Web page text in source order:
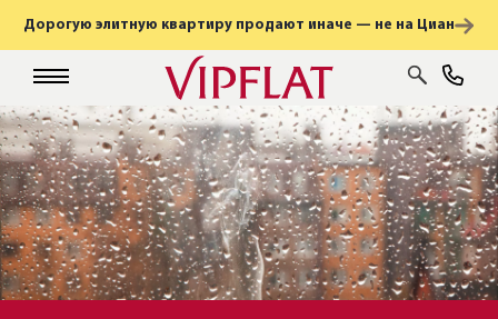
Дорогую элитную квартиру продают иначе — не на Циан